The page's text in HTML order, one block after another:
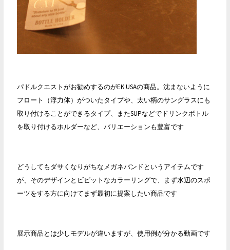
パドルクエストがお勧めするのがEK USAの商品。沈まないように
フロート（浮力体）がついたタイプや、太い柄のサングラスにも
取り付けることができるタイプ、またSUPなどでドリンクボトル
を取り付けるホルダーなど、バリエーションも豊富です
どうしてもダサくなりがちなメガネバンドというアイテムです
が、そのデザインとビビットなカラーリングで、まず水辺のスポ
ーツをする方に向けてまず最初に提案したい商品です
展示商品とは少しモデルが違いますが、使用例が分かる動画です